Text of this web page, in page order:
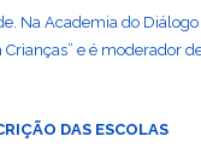
Na Academia do
Crianças” e é moderador
DAS ESCOLAS